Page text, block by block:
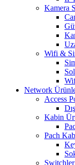
Kamera
Wifi &
Network
Access
Kabin
Pach
Switchler